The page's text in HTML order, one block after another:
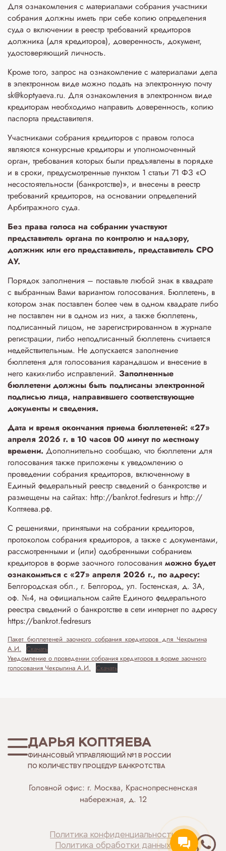
Для ознакомления с материалами собрания участники
собрания должны иметь при себе копию определения
суда о включении в реестр требований кредиторов
должника (для кредиторов), доверенность, документ,
удостоверяющий личность.
Кроме того, запрос на ознакомление с материалами дела
в электронном виде можно подать на электронную почту
sk@koptyaeva.ru. Для ознакомления в электронном виде
кредиторам необходимо направить доверенность, копию
паспорта представителя.
Участниками собрания кредиторов с правом голоса
являются конкурсные кредиторы и уполномоченный
орган, требования которых были предъявлены в порядке
и в сроки, предусмотренные пунктом 1 статьи 71 ФЗ «О
несостоятельности (банкротстве)», и внесены в реестр
требований кредиторов, на основании определений
Арбитражного суда.
Без права голоса на собрании участвуют
представитель органа по контролю и надзору,
должник или его представитель, представитель СРО
АУ.
Порядок заполнения – поставьте любой знак в квадрате
с выбранным Вами вариантом голосования. Бюллетень, в
котором знак поставлен более чем в одном квадрате либо
не поставлен ни в одном из них, а также бюллетень,
подписанный лицом, не зарегистрированном в журнале
регистрации, либо неподписанный бюллетень считается
недействительным. Не допускается заполнение
бюллетеня для голосования карандашом и внесение в
него каких-либо исправлений. Заполненные
бюллетени должны быть подписаны электронной
подписью лица, направившего соответствующие
документы и сведения.
Дата и время окончания приема бюллетеней: «27»
апреля 2026 г. в 10 часов 00 минут по местному
времени. Дополнительно сообщаю, что бюллетени для
голосования также приложены к уведомлению о
проведении собрания кредиторов, включенному в
Единый федеральный реестр сведений о банкротстве и
размещены на сайтах: http://bankrot.fedresurs и http://
Коптяева.рф.
С решениями, принятыми на собрании кредиторов,
протоколом собрания кредиторов, а также с документами,
рассмотренными и (или) одобренными собранием
кредиторов в форме заочного голосования можно будет
ознакомиться с «27» апреля 2026 г., по адресу:
Белгородская обл., г. Белгород, ул. Гостенская, д. 3A,
оф. №4, на официальном сайте Единого федерального
реестра сведений о банкротстве в сети интернет по адресу
https://bankrot.fedresurs
Пакет_бюллетеней_заочного_собрания_кредиторов_для_Чекрыгина
А.И. Скачать
Уведомление о проведении собрания кредиторов в форме заочного
голосования Чекрыгина А.И. Скачать
ДАРЬЯ КОПТЯЕВА
ФИНАНСОВЫЙ УПРАВЛЯЮЩИЙ №1 В РОССИИ
ПО КОЛИЧЕСТВУ ПРОЦЕДУР БАНКРОТСТВА
Головной офис: г. Москва, Краснопресненская
набережная, д. 12
Политика конфиденциальности
Политика обработки данных